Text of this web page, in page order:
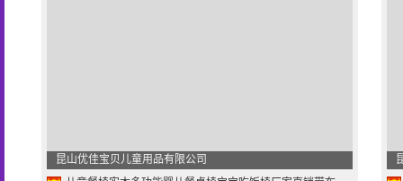
昆山优佳宝贝儿童用品有限公司